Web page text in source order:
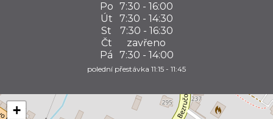
Po 7:30 - 16:00
Út
7:30 - 14:30
St
7:30 - 16:30
Čt
zavřeno
Pá
7:30 - 14:00
polední přestávka 11:15 - 11:45
+